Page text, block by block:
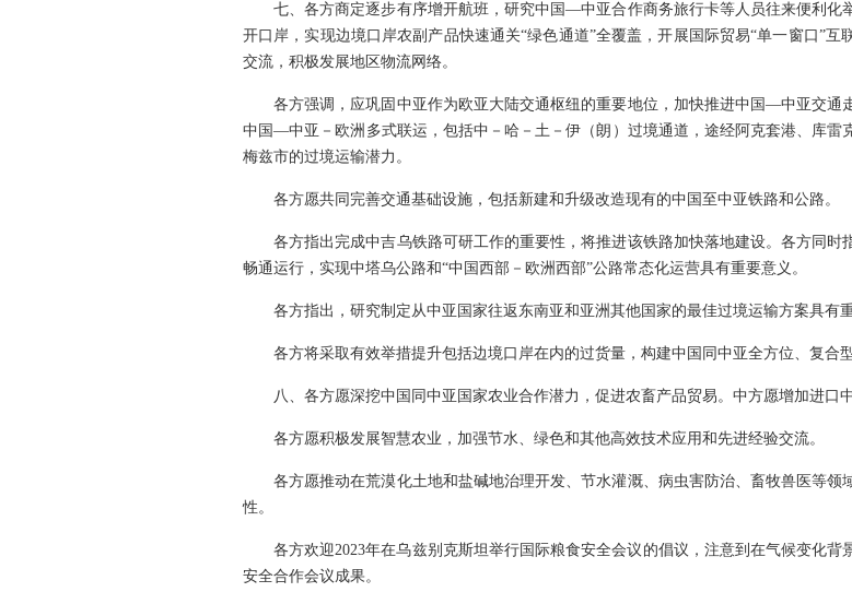
七、各方商定逐步有序增开航班，研究中国—中亚合作商务旅行卡等人员往来便利化
开口岸，实现边境口岸农副产品快速通关“绿色通道”全覆盖，开展国际贸易“单一窗口”
交流，积极发展地区物流网络。
各方强调，应巩固中亚作为欧亚大陆交通枢纽的重要地位，加快推进中国—中亚交
中国—中亚－欧洲多式联运，包括中－哈－土－伊（朗）过境通道，途经阿克套港、库雷
梅兹市的过境运输潜力。
各方愿共同完善交通基础设施，包括新建和升级改造现有的中国至中亚铁路和公路。
各方指出完成中吉乌铁路可研工作的重要性，将推进该铁路加快落地建设。各方同
畅通运行，实现中塔乌公路和“中国西部－欧洲西部”公路常态化运营具有重要意义。
各方指出，研究制定从中亚国家往返东南亚和亚洲其他国家的最佳过境运输方案具有重
各方将采取有效举措提升包括边境口岸在内的过货量，构建中国同中亚全方位、复合
八、各方愿深挖中国同中亚国家农业合作潜力，促进农畜产品贸易。中方愿增加进口
各方愿积极发展智慧农业，加强节水、绿色和其他高效技术应用和先进经验交流。
各方愿推动在荒漠化土地和盐碱地治理开发、节水灌溉、病虫害防治、畜牧兽医等
性。
各方欢迎2023年在乌兹别克斯坦举行国际粮食安全会议的倡议，注意到在气候变化背
安全合作会议成果。